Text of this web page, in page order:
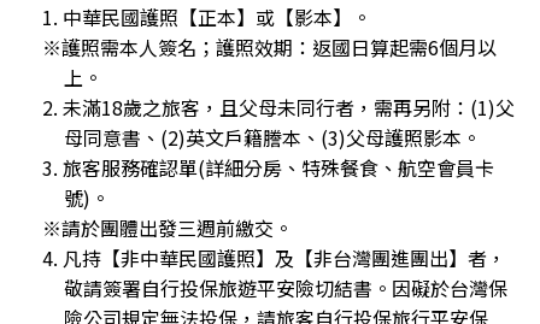
1. 中華民國護照【正本】或【影本】。
※護照需本人簽名；護照效期：返國日算起需6個月以
上。
2. 未滿18歲之旅客，且父母未同行者，需再另附：(1)父
母同意書、(2)英文戶籍謄本、(3)父母護照影本。
3. 旅客服務確認單(詳細分房、特殊餐食、航空會員卡
號)。
※請於團體出發三週前繳交。
4. 凡持【非中華民國護照】及【非台灣團進團出】者，
敬請簽署自行投保旅遊平安險切結書。因礙於台灣保
險公司規定無法投保，請旅客自行投保旅行平安保